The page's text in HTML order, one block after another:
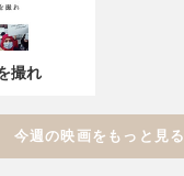
撮れ
今週の映画をもっと見る